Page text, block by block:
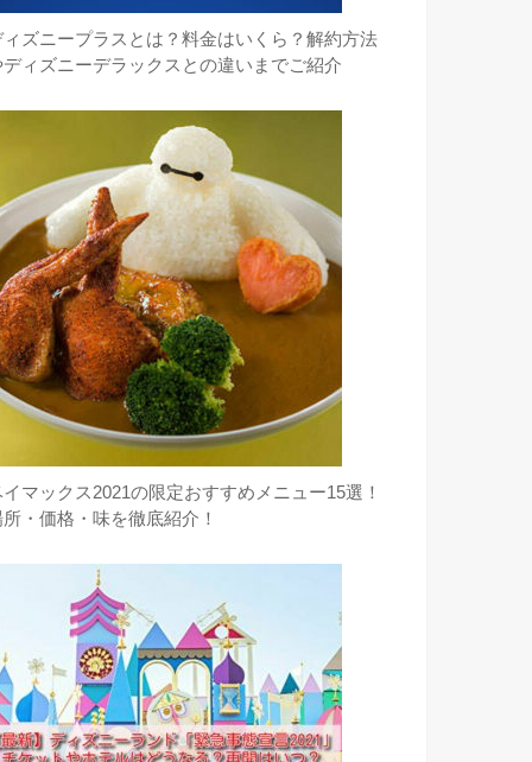
ィズニープラスとは？料金はいくら？解約方法
ディズニーデラックスとの違いまでご紹介
イマックス2021の限定おすすめメニュー15選！
・価格・味を徹底紹介！